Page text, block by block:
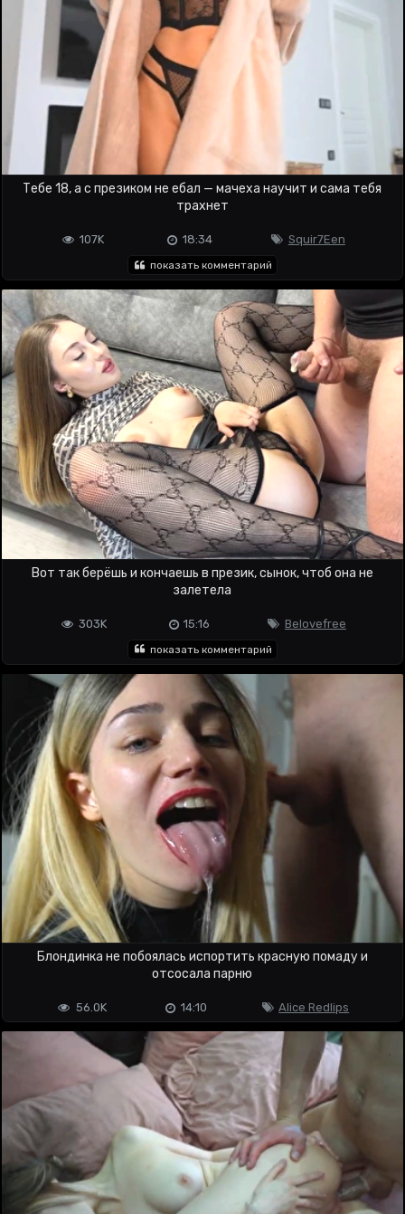
Тебе 18, а с презиком не ебал — мачеха научит и сама тебя
трахнет
Squir7Een
18:34
107K
показать комментарий
Вот так берёшь и кончаешь в презик, сынок, чтоб она не
залетела
Belovefree
15:16
303K
показать комментарий
Блондинка не побоялась испортить красную помаду и
отсосала парню
Alice Redlips
14:10
56.0K